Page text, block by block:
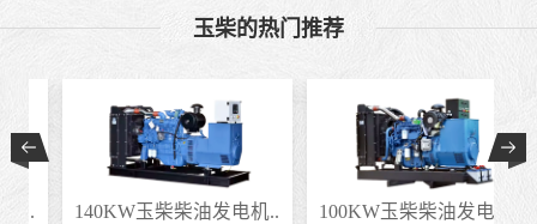
玉柴的热门推荐
140KW玉柴柴油发电机.. 100KW玉柴柴油发电机..